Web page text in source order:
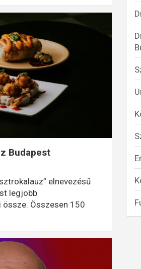
Budapest
elnevezésű
legjobb
Összesen 150